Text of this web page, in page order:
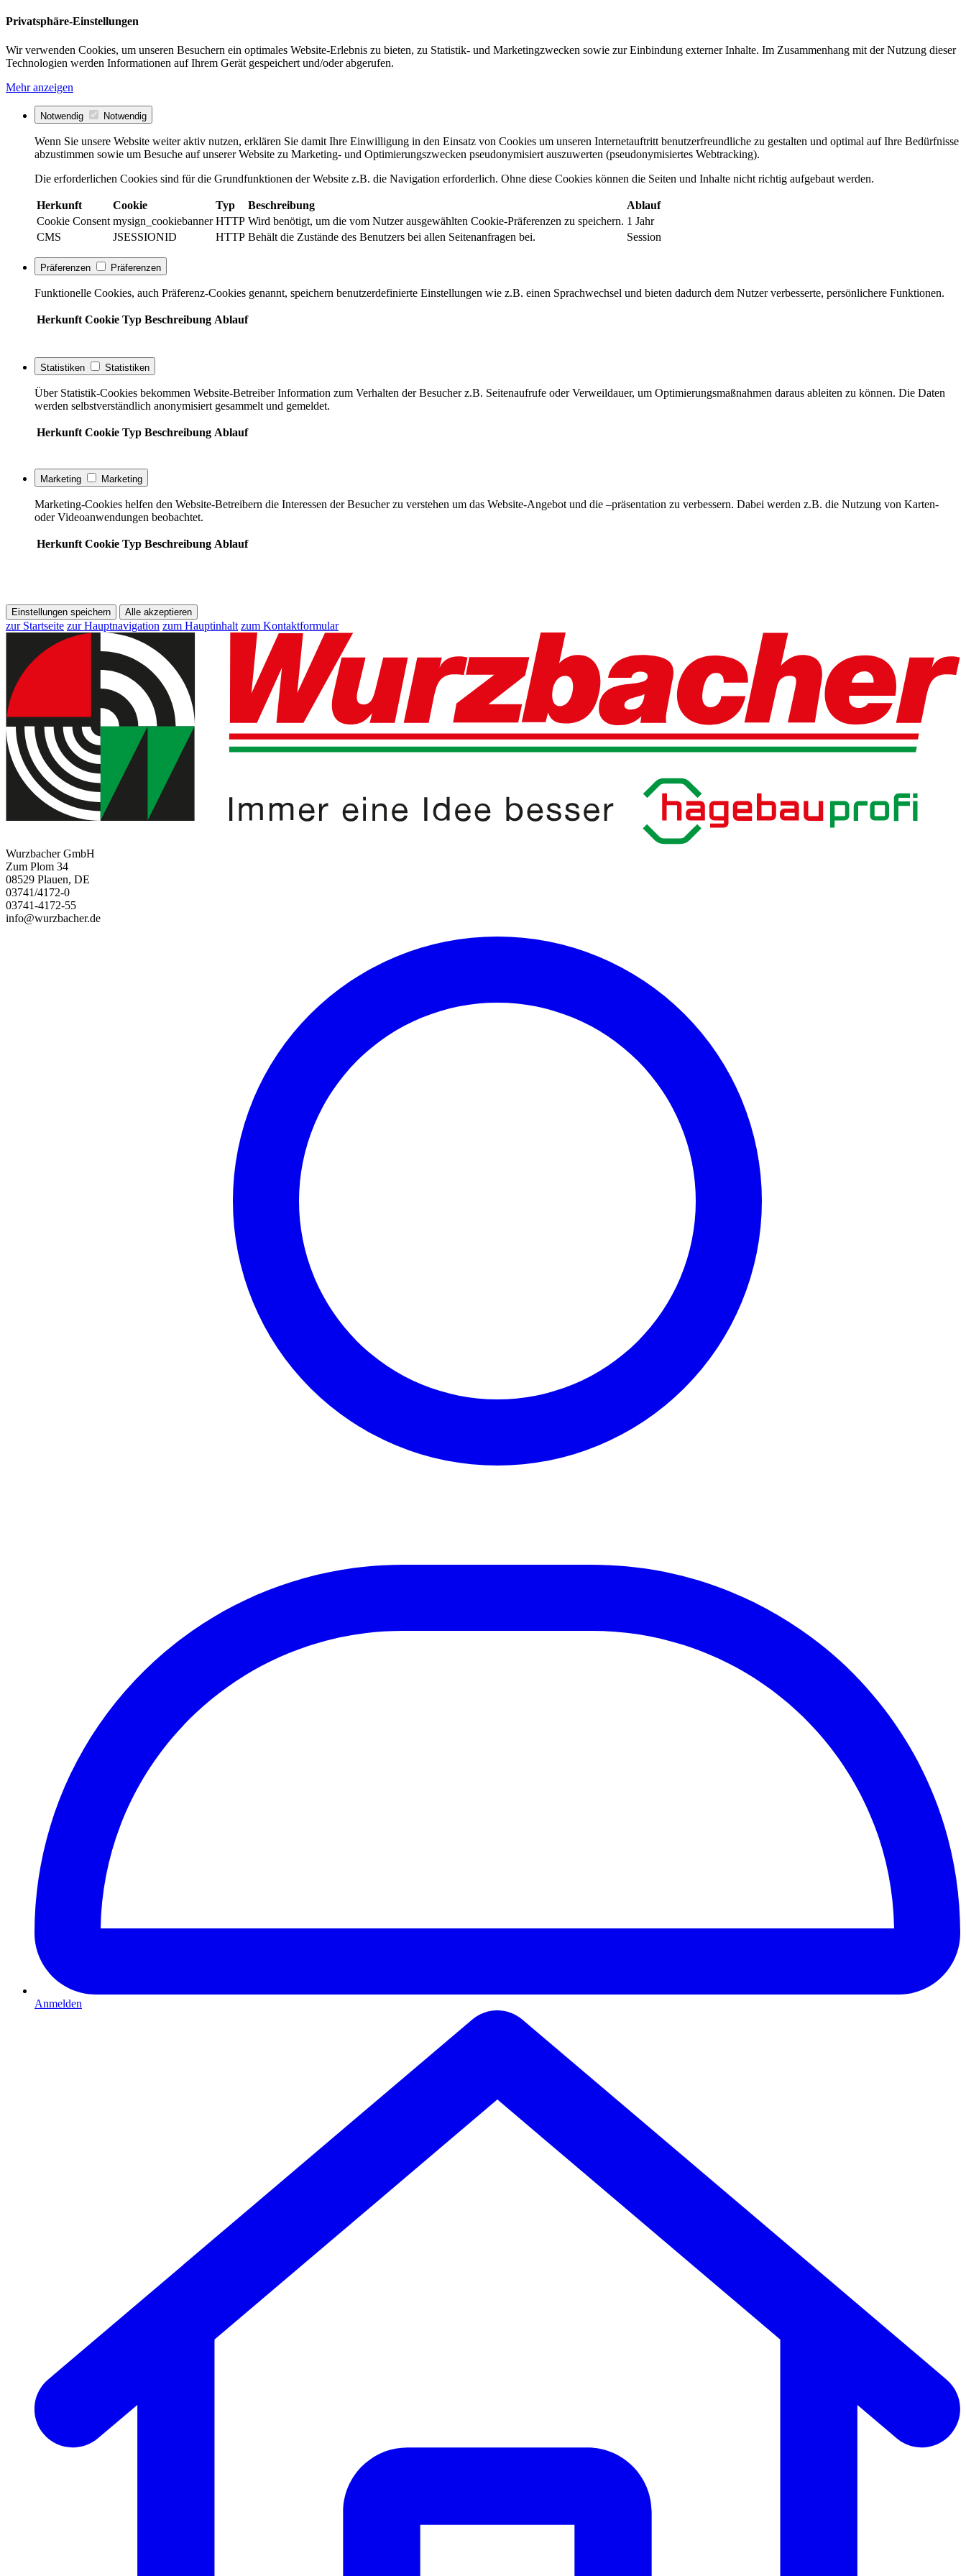
Privatsphäre-Einstellungen
Wir verwenden Cookies, um unseren Besuchern ein optimales Website-Erlebnis zu bieten, zu Statistik- und Marketingzwecken sowie zur Einbindung externer Inhalte. Im Zusammenhang mit der Nutzung dieser
Technologien werden Informationen auf Ihrem Gerät gespeichert und/oder abgerufen.
Mehr anzeigen
Notwendig Notwendig
Wenn Sie unsere Website weiter aktiv nutzen, erklären Sie damit Ihre Einwilligung in den Einsatz von Cookies um unseren Internetauftritt benutzerfreundliche zu gestalten und optimal auf Ihre Bedürfnisse
abzustimmen sowie um Besuche auf unserer Website zu Marketing- und Optimierungszwecken pseudonymisiert auszuwerten (pseudonymisiertes Webtracking).
Die erforderlichen Cookies sind für die Grundfunktionen der Website z.B. die Navigation erforderlich. Ohne diese Cookies können die Seiten und Inhalte nicht richtig aufgebaut werden.
Herkunft Cookie Typ Beschreibung
Ablauf
Cookie Consent mysign_cookiebanner HTTP Wird benötigt, um die vom Nutzer ausgewählten Cookie-Präferenzen zu speichern. 1 Jahr
CMS
JSESSIONID HTTP Behält die Zustände des Benutzers bei allen Seitenanfragen bei. Session
Präferenzen Präferenzen
Funktionelle Cookies, auch Präferenz-Cookies genannt, speichern benutzerdefinierte Einstellungen wie z.B. einen Sprachwechsel und bieten dadurch dem Nutzer verbesserte, persönlichere Funktionen.
Herkunft Cookie Typ Beschreibung Ablauf
Statistiken Statistiken
Über Statistik-Cookies bekommen Website-Betreiber Information zum Verhalten der Besucher z.B. Seitenaufrufe oder Verweildauer, um Optimierungsmaßnahmen daraus ableiten zu können. Die Daten
werden selbstverständlich anonymisiert gesammelt und gemeldet.
Herkunft Cookie Typ Beschreibung Ablauf
Marketing Marketing
Marketing-Cookies helfen den Website-Betreibern die Interessen der Besucher zu verstehen um das Website-Angebot und die –präsentation zu verbessern. Dabei werden z.B. die Nutzung von Karten-
oder Videoanwendungen beobachtet.
Herkunft Cookie Typ Beschreibung Ablauf
Einstellungen speichern Alle akzeptieren
zur Startseite zur Hauptnavigation zum Hauptinhalt zum Kontaktformular
Wurzbacher GmbH
Zum Plom 34
08529 Plauen, DE
03741/4172-0
03741-4172-55
info@wurzbacher.de
Anmelden